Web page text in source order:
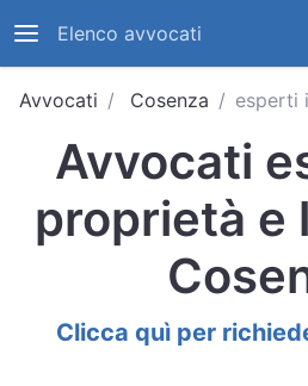
Elenco avvocati
Avvocati Cosenza esperti
Avvocati
proprietà e
Clicca quì per